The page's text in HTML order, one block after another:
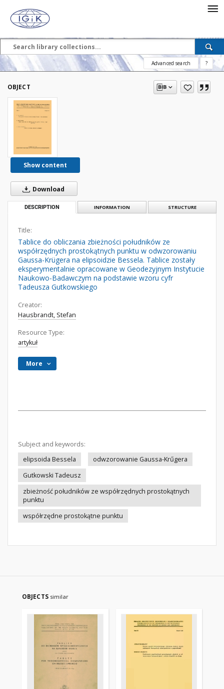
Advanced search ?
OBJECT
Show content
Download
DESCRIPTION INFORMATION STRUCTURE
Title:
Tablice do obliczania zbieżności południków ze
współrzędnych prostokątnych punktu w odwzorowaniu
Gaussa-Krügera na elipsoidzie Bessela. Tablice zostały
eksperymentalnie opracowane w Geodezyjnym Instytucie
Naukowo-Badawczym na podstawie wzoru cyfr
Tadeusza Gutkowskiego
Creator:
Hausbrandt, Stefan
Resource Type:
artykuł
More
Subject and keywords:
elipsoida Bessela
odwzorowanie Gaussa-Krűgera
Gutkowski Tadeusz
zbieżność południków ze współrzędnych prostokątnych
punktu
współrzędne prostokątne punktu
OBJECTS similar